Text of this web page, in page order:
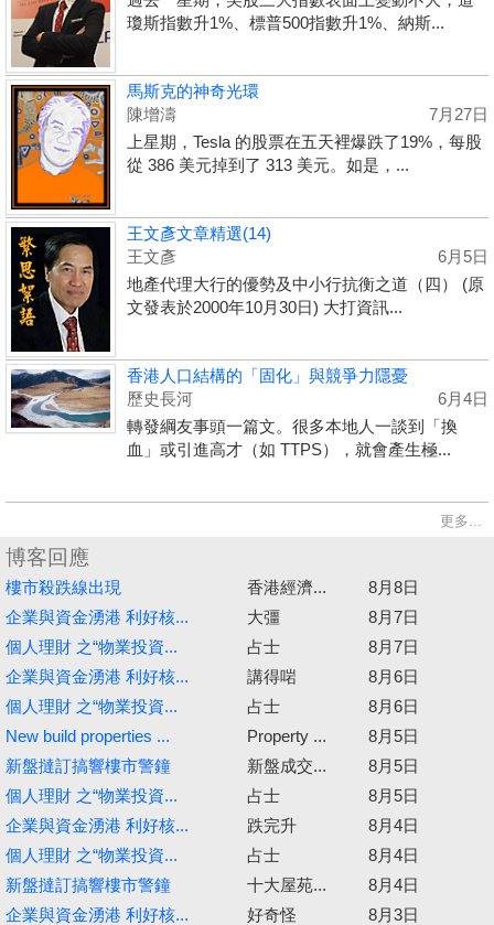
瓊斯指數升1%、標普500指數升1%、納斯...
馬斯克的神奇光環
陳增濤
7月27日
上星期，Tesla 的股票在五天裡爆跌了19%，每股
從 386 美元掉到了 313 美元。如是，...
王文彥文章精選(14)
王文彥
6月5日
地產代理大行的優勢及中小行抗衡之道（四） (原
文發表於2000年10月30日) 大打資訊...
香港人口結構的「固化」與競爭力隱憂
歷史長河
6月4日
轉發綱友事頭一篇文。很多本地人一談到「換
血」或引進高才（如 TTPS），就會產生極...
更多...
博客回應
樓市殺跌線出現 香港經濟...
8月8日
企業與資金湧港 利好核...
大彊
8月7日
個人理財 之“物業投資...
占士
8月7日
企業與資金湧港 利好核...
講得啱
8月6日
個人理財 之“物業投資...
占士
8月6日
New build properties ...
Property ...
8月5日
新盤撻訂搞響樓市警鐘
新盤成交...
8月5日
個人理財 之“物業投資...
占士
8月5日
企業與資金湧港 利好核...
跌完升
8月4日
個人理財 之“物業投資...
占士
8月4日
新盤撻訂搞響樓市警鐘
十大屋苑...
8月4日
企業與資金湧港 利好核...
好奇怪
8月3日